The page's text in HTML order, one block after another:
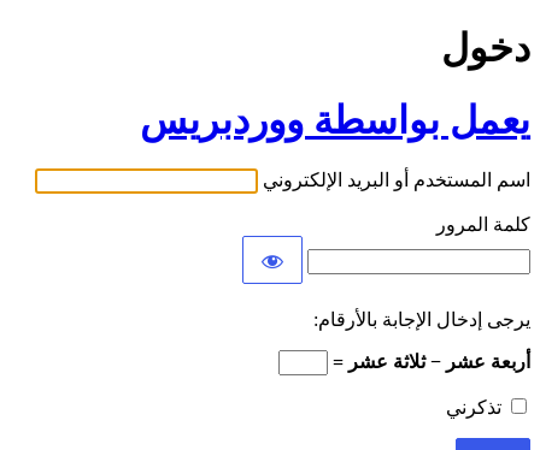
دخول
يعمل بواسطة ووردبريس
اسم المستخدم أو البريد الإلكتروني
كلمة المرور
يرجى إدخال الإجابة بالأرقام:
أربعة عشر − ثلاثة عشر =
تذكرني